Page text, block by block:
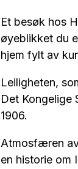
Et besøk hos
øyeblikket du
hjem fylt av
Leiligheten,
Det Kongelige
1906.
Atmosfæren
en historie om